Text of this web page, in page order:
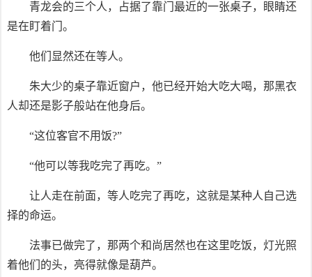
青龙会的三个人，占据了靠门最近的一张桌子，眼睛还
是在盯着门。
他们显然还在等人。
朱大少的桌子靠近窗户，他已经开始大吃大喝，那黑衣
人却还是影子般站在他身后。
“这位客官不用饭?”
“他可以等我吃完了再吃。”
让人走在前面，等人吃完了再吃，这就是某种人自己选
择的命运。
法事已做完了，那两个和尚居然也在这里吃饭，灯光照
着他们的头，亮得就像是葫芦。